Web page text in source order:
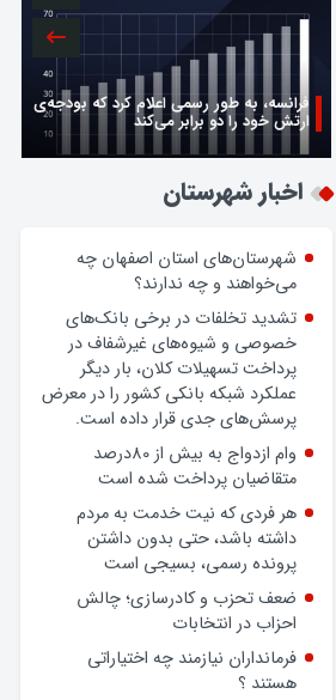
فرانسه، به طور رسمی اعلام کرد که بودجه‌ی
ارتش خود را دو برابر می‌کند
اخبار شهرستان
شهرستان‌های استان اصفهان چه
می‌خواهند و چه ندارند؟
تشدید تخلفات در برخی بانک‌های
خصوصی و شیوه‌های غیرشفاف در
پرداخت تسهیلات کلان، بار دیگر
عملکرد شبکه بانکی کشور را در معرض
پرسش‌های جدی قرار داده است.
وام ازدواج به بیش از 80درصد
متقاضیان پرداخت شده است
هر فردی که نیت خدمت به مردم
داشته باشد، حتی بدون داشتن
پرونده رسمی، بسیجی است
ضعف تحزب و کادرسازی؛ چالش
احزاب در انتخابات
فرمانداران نیازمند چه اختیاراتی
هستند ؟